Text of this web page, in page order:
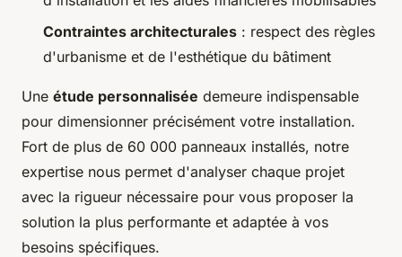
Contraintes architecturales : respect des règles
d'urbanisme et de l'esthétique du bâtiment
Une étude personnalisée demeure indispensable
pour dimensionner précisément votre installation.
Fort de plus de 60 000 panneaux installés, notre
expertise nous permet d'analyser chaque projet
avec la rigueur nécessaire pour vous proposer la
solution la plus performante et adaptée à vos
besoins spécifiques.